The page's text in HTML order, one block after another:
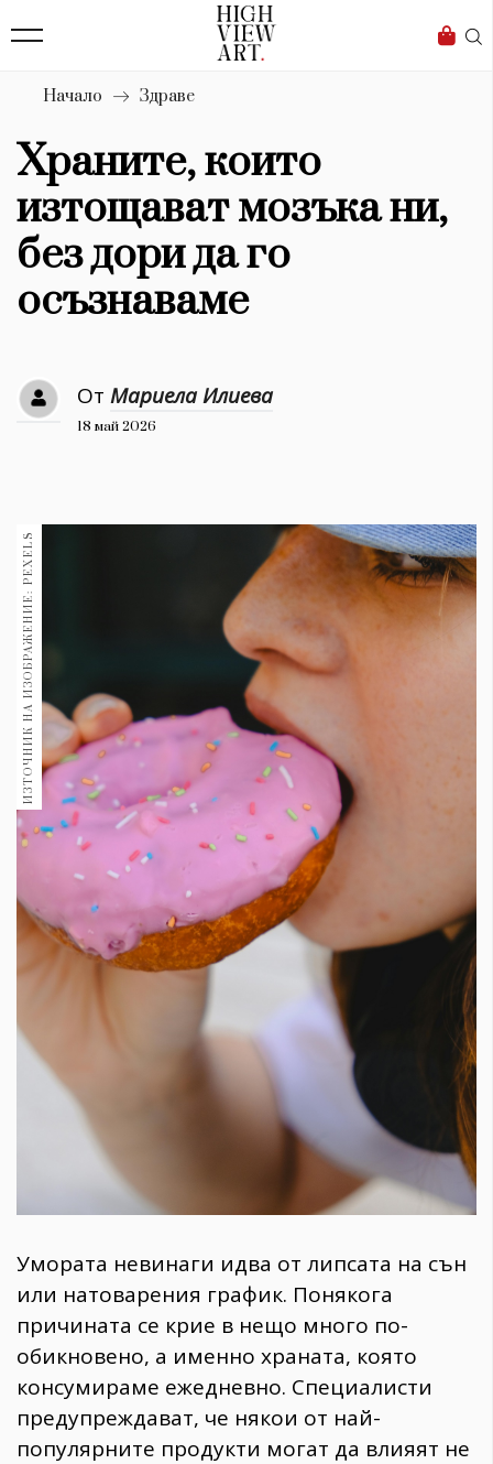
Бизнес
Мода
Dialogue
Изкуство
4340
Красота
777
Дизайн
1272
30+
Гурме
Пътувай
Здраве
Gentlemen
382
Wellness
ПОСЛЕДВАЙТЕ
НИ
Начало Здраве
Храните, които
изтощават мозъка ни,
без дори да го
осъзнаваме
От Мариела Илиева
18 май 2026
ИЗТОЧНИК НА ИЗОБРАЖЕНИЕ: PEXELS
Умората невинаги идва от липсата на сън
или натоварения график. Понякога
причината се крие в нещо много по-
обикновено, а именно храната, която
консумираме ежедневно. Специалисти
предупреждават, че някои от най-
популярните продукти могат да влияят не